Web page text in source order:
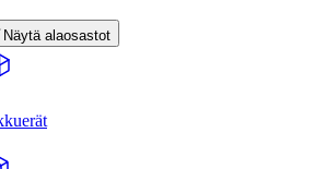
Näytä alaosastot